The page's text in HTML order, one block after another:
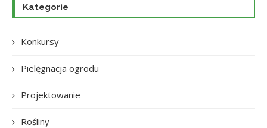
Kategorie
Konkursy
Pielęgnacja ogrodu
Projektowanie
Rośliny